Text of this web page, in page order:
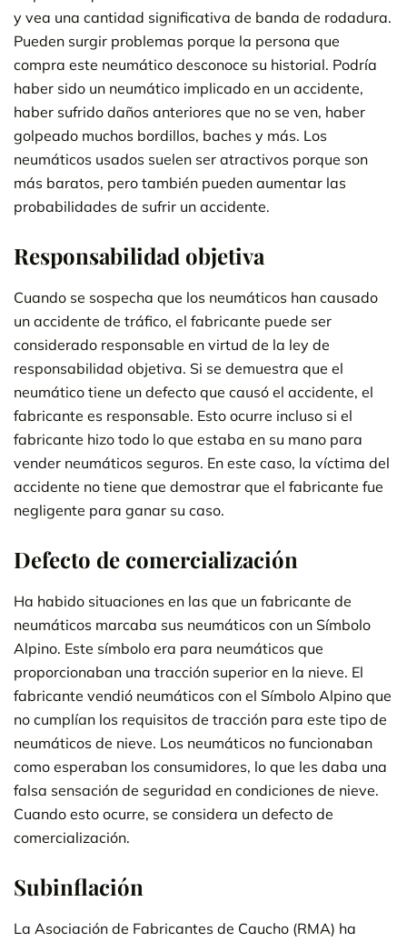
y vea una cantidad significativa de banda de rodadura.
Pueden surgir problemas porque la persona que
compra este neumático desconoce su historial. Podría
haber sido un neumático implicado en un accidente,
haber sufrido daños anteriores que no se ven, haber
golpeado muchos bordillos, baches y más. Los
neumáticos usados suelen ser atractivos porque son
más baratos, pero también pueden aumentar las
probabilidades de sufrir un accidente.
Responsabilidad objetiva
Cuando se sospecha que los neumáticos han causado
un accidente de tráfico, el fabricante puede ser
considerado responsable en virtud de la ley de
responsabilidad objetiva. Si se demuestra que el
neumático tiene un defecto que causó el accidente, el
fabricante es responsable. Esto ocurre incluso si el
fabricante hizo todo lo que estaba en su mano para
vender neumáticos seguros. En este caso, la víctima del
accidente no tiene que demostrar que el fabricante fue
negligente para ganar su caso.
Defecto de comercialización
Ha habido situaciones en las que un fabricante de
neumáticos marcaba sus neumáticos con un Símbolo
Alpino. Este símbolo era para neumáticos que
proporcionaban una tracción superior en la nieve. El
fabricante vendió neumáticos con el Símbolo Alpino que
no cumplían los requisitos de tracción para este tipo de
neumáticos de nieve. Los neumáticos no funcionaban
como esperaban los consumidores, lo que les daba una
falsa sensación de seguridad en condiciones de nieve.
Cuando esto ocurre, se considera un defecto de
comercialización.
Subinflación
La Asociación de Fabricantes de Caucho (RMA) ha